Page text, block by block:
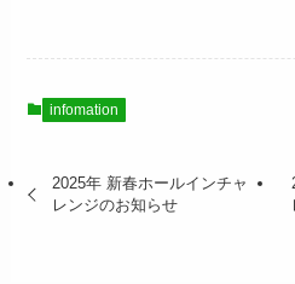
infomation
2025年 新春ホールインチャ
レンジのお知らせ